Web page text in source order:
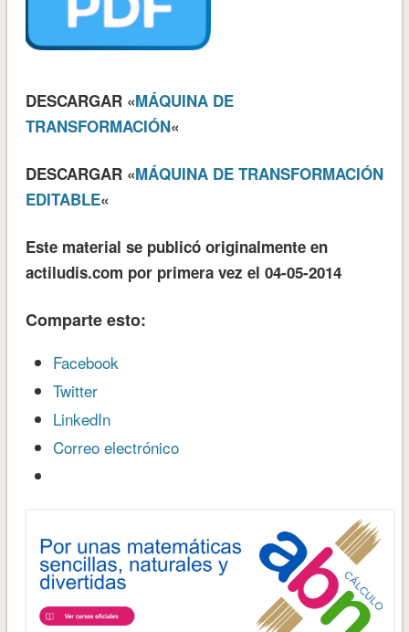
DESCARGAR «MÁQUINA DE
TRANSFORMACIÓN«
DESCARGAR «MÁQUINA DE TRANSFORMACIÓN
EDITABLE«
Este material se publicó originalmente en
actiludis.com por primera vez el 04-05-2014
Comparte esto:
Facebook
Twitter
LinkedIn
Correo electrónico